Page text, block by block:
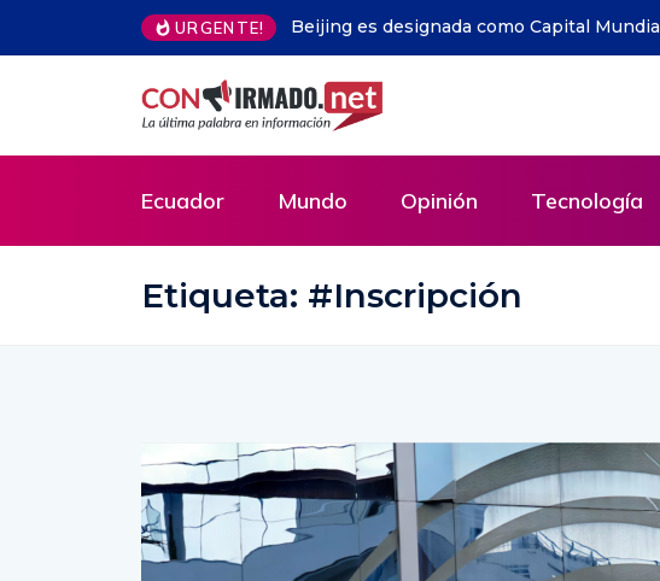
URGENTE!
Ecuador Mundo Opinión Tecnología